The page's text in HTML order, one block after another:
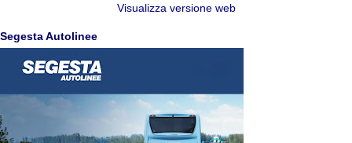
Visualizza versione web
Segesta Autolinee